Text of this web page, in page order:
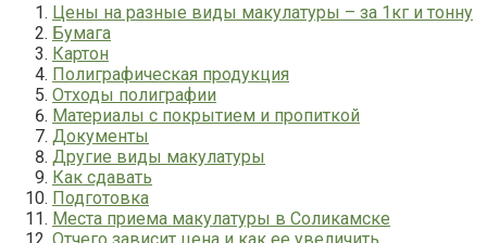
Цены на разные виды макулатуры – за 1кг и тонну
Бумага
Картон
Полиграфическая продукция
Отходы полиграфии
Материалы с покрытием и пропиткой
Документы
Другие виды макулатуры
Как сдавать
Подготовка
Места приема макулатуры в Соликамске